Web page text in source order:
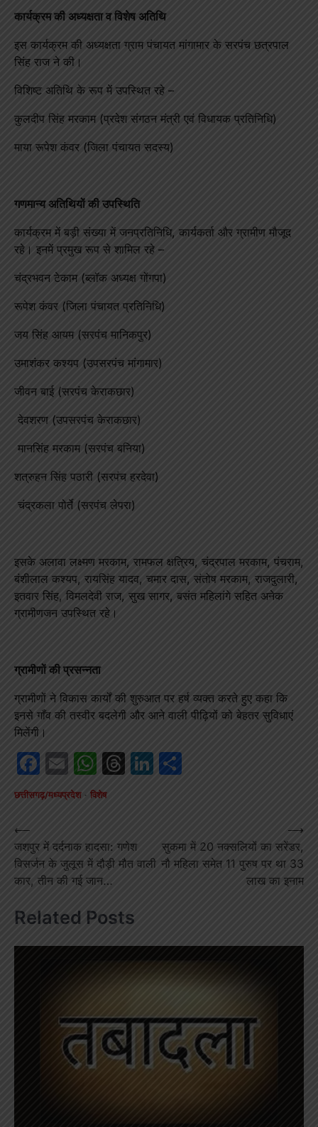
कार्यक्रम की अध्यक्षता व विशेष अतिथि
इस कार्यक्रम की अध्यक्षता ग्राम पंचायत मांगामार के सरपंच छत्रपाल
सिंह राज ने की।
विशिष्ट अतिथि के रूप में उपस्थित रहे –
कुलदीप सिंह मरकाम (प्रदेश संगठन मंत्री एवं विधायक प्रतिनिधि)
माया रूपेश कंवर (जिला पंचायत सदस्य)
गणमान्य अतिथियों की उपस्थिति
कार्यक्रम में बड़ी संख्या में जनप्रतिनिधि, कार्यकर्ता और ग्रामीण मौजूद
रहे। इनमें प्रमुख रूप से शामिल रहे –
चंद्रभवन टेकाम (ब्लॉक अध्यक्ष गोंगपा)
रूपेश कंवर (जिला पंचायत प्रतिनिधि)
जय सिंह आयम (सरपंच मानिकपुर)
उमाशंकर कश्यप (उपसरपंच मांगामार)
जीवन बाई (सरपंच केराकछार)
देवशरण (उपसरपंच केराकछार)
मानसिंह मरकाम (सरपंच बनिया)
शत्रुहन सिंह पठारी (सरपंच हरदेवा)
चंद्रकला पोर्ते (सरपंच लेपरा)
इसके अलावा लक्ष्मण मरकाम, रामफल क्षत्रिय, चंद्रपाल मरकाम, पंचराम,
बंशीलाल कश्यप, रायसिंह यादव, चमार दास, संतोष मरकाम, राजदुलारी,
इतवार सिंह, विमलदेवी राज, सुख सागर, बसंत महिलांगे सहित अनेक
ग्रामीणजन उपस्थित रहे।
ग्रामीणों की प्रसन्नता
ग्रामीणों ने विकास कार्यों की शुरुआत पर हर्ष व्यक्त करते हुए कहा कि
इनसे गाँव की तस्वीर बदलेगी और आने वाली पीढ़ियों को बेहतर सुविधाएं
मिलेंगी।
Facebook
EmailWhatsApp
Threads
LinkedIn
छत्तीसगढ़/मध्यप्रदेश विशेष
Post
navigation
⟵
जशपुर में दर्दनाक हादसा: गणेश
विसर्जन के जुलूस में दौड़ी मौत वाली
कार, तीन की गई जान…
सुकमा में 20 नक्सलियों का सरेंडर,
नौ महिला समेत 11 पुरुष पर था 33
लाख का इनाम
⟶
Related Posts